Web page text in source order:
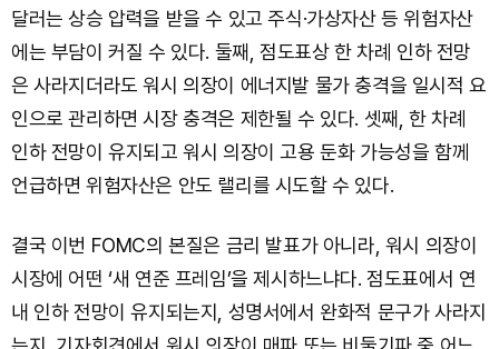
달러는 상승 압력을 받을 수 있고 주식·가상자산 등 위험자산
에는 부담이 커질 수 있다. 둘째, 점도표상 한 차례 인하 전망
은 사라지더라도 워시 의장이 에너지발 물가 충격을 일시적 요
인으로 관리하면 시장 충격은 제한될 수 있다. 셋째, 한 차례
인하 전망이 유지되고 워시 의장이 고용 둔화 가능성을 함께
언급하면 위험자산은 안도 랠리를 시도할 수 있다.
결국 이번 FOMC의 본질은 금리 발표가 아니라, 워시 의장이
시장에 어떤 ‘새 연준 프레임’을 제시하느냐다. 점도표에서 연
내 인하 전망이 유지되는지, 성명서에서 완화적 문구가 사라지